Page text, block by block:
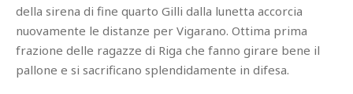
della sirena di fine quarto Gilli dalla lunetta accorcia
nuovamente le distanze per Vigarano. Ottima prima
frazione delle ragazze di Riga che fanno girare bene il
pallone e si sacrificano splendidamente in difesa.